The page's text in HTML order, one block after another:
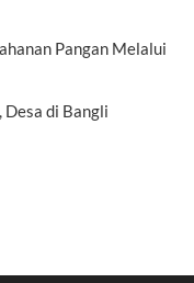
Pangan Melalui
di Bangli